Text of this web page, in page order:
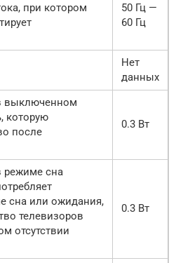
при котором
50 Гц —
60 Гц
Нет
данных
выключенном
которую
после
0.3 Вт
режиме сна
сна или ожидания,
телевизоров
отсутствии
0.3 Вт